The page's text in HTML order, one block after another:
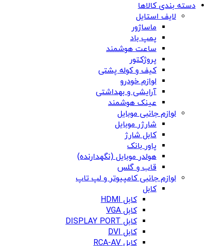
دسته بندی کالاها
لایف استایل
ماساژور
پمپ باد
ساعت هوشمند
پروژکتور
کیف و کوله پشتی
لوازم خودرو
آرایشی و بهداشتی
عینک هوشمند
لوازم جانبی موبایل
شارژر موبایل
کابل شارژ
پاور بانک
هولدر موبایل (نگهدارنده)
قاب و گلس
لوازم جانبی کامپیوتر و لپ تاپ
کابل
کابل HDMI
کابل VGA
کابل DISPLAY PORT
کابل DVI
کابل RCA-AV